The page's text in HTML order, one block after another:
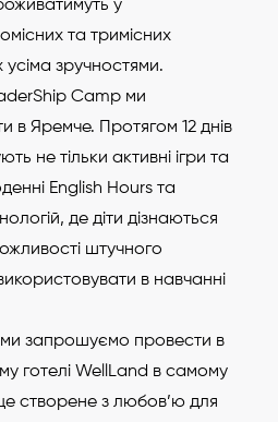
у
та тримісних
зручностями.
Camp ми
в Яремче. Протягом 12 днів
не тільки активні ігри та
English Hours та
де діти дізнаються
штучного
в навчанні
ми запрошуємо провести в
готелі WellLаnd в самому
створене з любов’ю для